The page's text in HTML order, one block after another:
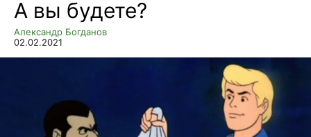
А вы будете?
Александр Богданов
02.02.2021